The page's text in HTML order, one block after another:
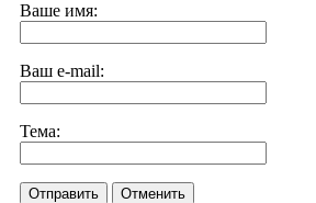
Ваше имя:
Ваш e-mail:
Тема:
Отправить Отменить